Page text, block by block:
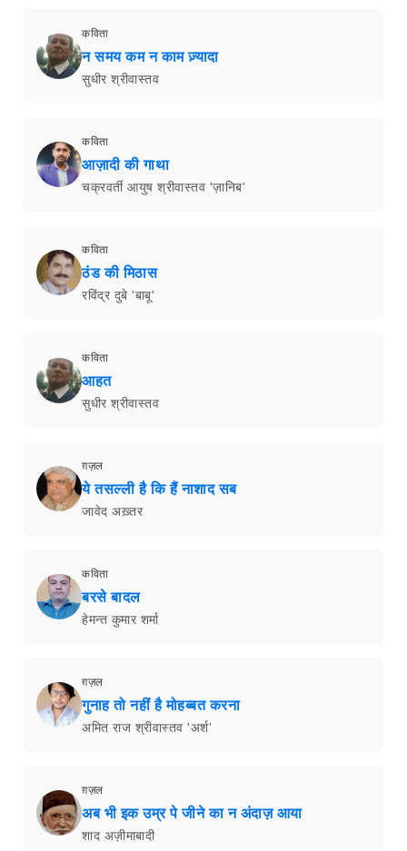
कविता
न समय कम न काम ज़्यादा
सुधीर श्रीवास्तव
कविता
आज़ादी की गाथा
चक्रवर्ती आयुष श्रीवास्तव 'ज़ानिब'
कविता
ठंड की मिठास
रविंद्र दुबे 'बाबू'
कविता
आहत
सुधीर श्रीवास्तव
ग़ज़ल
ये तसल्ली है कि हैं नाशाद सब
जावेद अख़्तर
कविता
बरसे बादल
हेमन्त कुमार शर्मा
ग़ज़ल
गुनाह तो नहीं है मोहब्बत करना
अमित राज श्रीवास्तव 'अर्श'
ग़ज़ल
अब भी इक उम्र पे जीने का न अंदाज़ आया
शाद अज़ीमाबादी